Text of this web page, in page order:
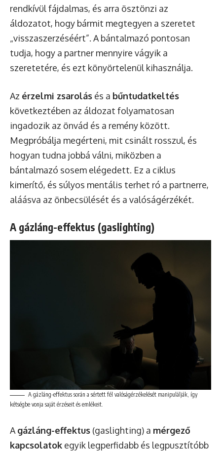
rendkívül fájdalmas, és arra ösztönzi az
áldozatot, hogy bármit megtegyen a szeretet
„visszaszerzéséért”. A bántalmazó pontosan
tudja, hogy a partner mennyire vágyik a
szeretetére, és ezt könyörtelenül kihasználja.
Az érzelmi zsarolás és a bűntudatkeltés
következtében az áldozat folyamatosan
ingadozik az önvád és a remény között.
Megpróbálja megérteni, mit csinált rosszul, és
hogyan tudna jobbá válni, miközben a
bántalmazó sosem elégedett. Ez a ciklus
kimerítő, és súlyos mentális terhet ró a partnerre,
aláásva az önbecsülését és a valóságérzékét.
A gázláng-effektus (gaslighting)
A gázláng-effektus során a sértett fél valóságérzékelését manipulálják, így
kétségbe vonja saját érzéseit és emlékeit.
A gázláng-effektus (gaslighting) a mérgező
kapcsolatok egyik legperfidabb és legpusztítóbb